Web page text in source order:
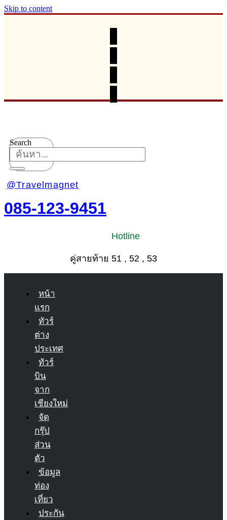
Skip to content
Search
@Travelmagnet
085-123-9451
Hotline
คู่สายท้าย 51 , 52 , 53
หน้า
แรก
ทัวร์
ต่าง
ประเทศ
ทัวร์
บิน
จาก
เชียงใหม่
จัด
กรุ๊ป
ส่วน
ตัว
ข้อมูล
ท่อง
เที่ยว
ประกัน